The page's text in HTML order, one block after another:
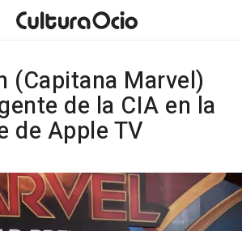
(Capitana Marvel)
de la CIA en la
de Apple TV